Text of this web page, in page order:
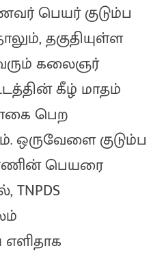
பெயர் குடும்ப
தகுதியுள்ள
கலைஞர்
கீழ் மாதம்
பெற
ஒருவேளை குடும்ப
பெயரை
TNPDS